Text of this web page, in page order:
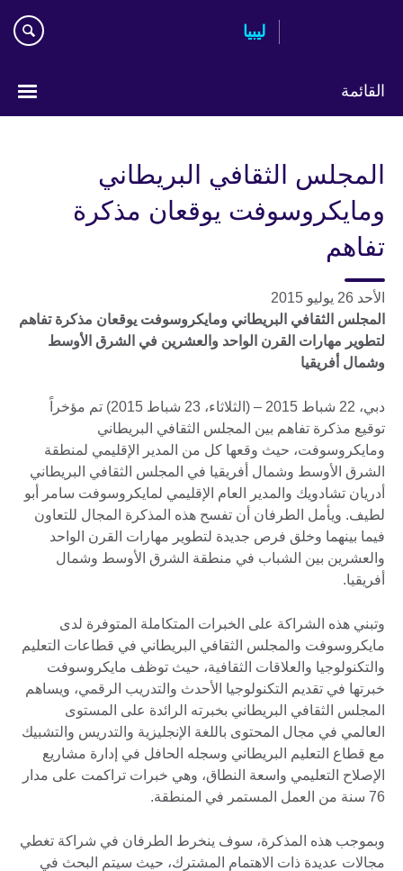
ليبيا
القائمة
language
المجلس الثقافي البريطاني
ومايكروسوفت يوقعان مذكرة
تفاهم
الأحد 26 يوليو 2015
المجلس الثقافي البريطاني ومايكروسوفت يوقعان مذكرة تفاهم
لتطوير مهارات القرن الواحد والعشرين في الشرق الأوسط
وشمال أفريقيا
دبي، 22 شباط 2015 – (الثلاثاء، 23 شباط 2015) تم مؤخراً
توقيع مذكرة تفاهم بين المجلس الثقافي البريطاني
ومايكروسوفت، حيث وقعها كل من المدير الإقليمي لمنطقة
الشرق الأوسط وشمال أفريقيا في المجلس الثقافي البريطاني
أدريان تشادويك والمدير العام الإقليمي لمايكروسوفت سامر أبو
لطيف. ويأمل الطرفان أن تفسح هذه المذكرة المجال للتعاون
فيما بينهما وخلق فرص جديدة لتطوير مهارات القرن الواحد
والعشرين بين الشباب في منطقة الشرق الأوسط وشمال
أفريقيا.
وتبني هذه الشراكة على الخبرات المتكاملة المتوفرة لدى
مايكروسوفت والمجلس الثقافي البريطاني في قطاعات التعليم
والتكنولوجيا والعلاقات الثقافية، حيث توظف مايكروسوفت
خبرتها في تقديم التكنولوجيا الأحدث والتدريب الرقمي، ويساهم
المجلس الثقافي البريطاني بخبرته الرائدة على المستوى
العالمي في مجال المحتوى باللغة الإنجليزية والتدريس والتشبيك
مع قطاع التعليم البريطاني وسجله الحافل في إدارة مشاريع
الإصلاح التعليمي واسعة النطاق، وهي خبرات تراكمت على مدار
76 سنة من العمل المستمر في المنطقة.
وبموجب هذه المذكرة، سوف ينخرط الطرفان في شراكة تغطي
مجالات عديدة ذات الاهتمام المشترك، حيث سيتم البحث في